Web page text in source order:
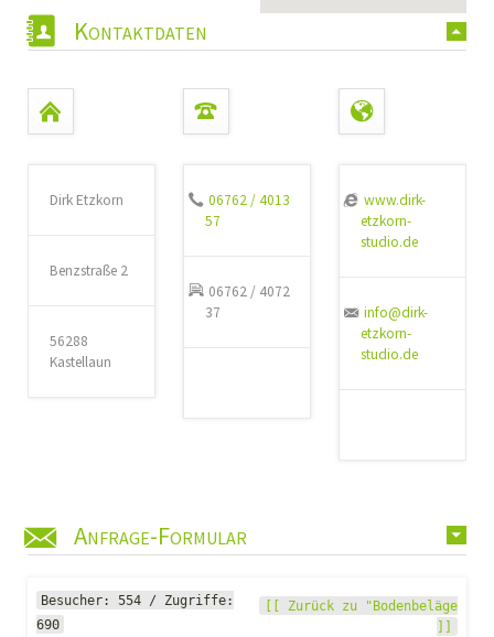
Kontaktdaten
Dirk Etzkorn
Benzstraße 2
56288
Kastellaun
06762 / 4013
57
06762 / 4072
37
www.dirk-
etzkorn-
studio.de
info@dirk-
etzkorn-
studio.de
Anfrage-Formular
Besucher: 554 / Zugriffe:
690
[[ Zurück zu "Bodenbeläge
]]